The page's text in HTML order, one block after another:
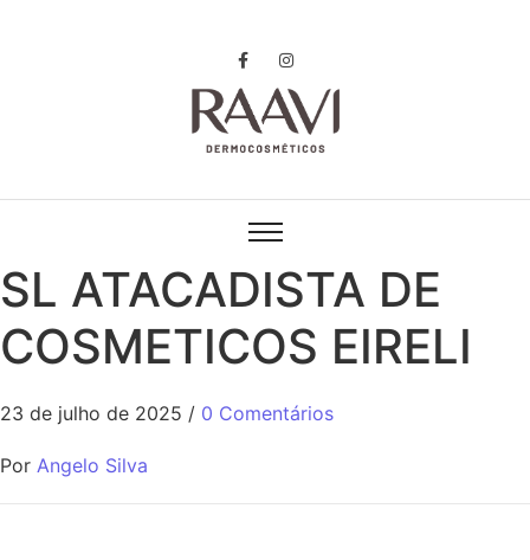
SL ATACADISTA DE
COSMETICOS EIRELI
23 de julho de 2025 / 0 Comentários
Por Angelo Silva